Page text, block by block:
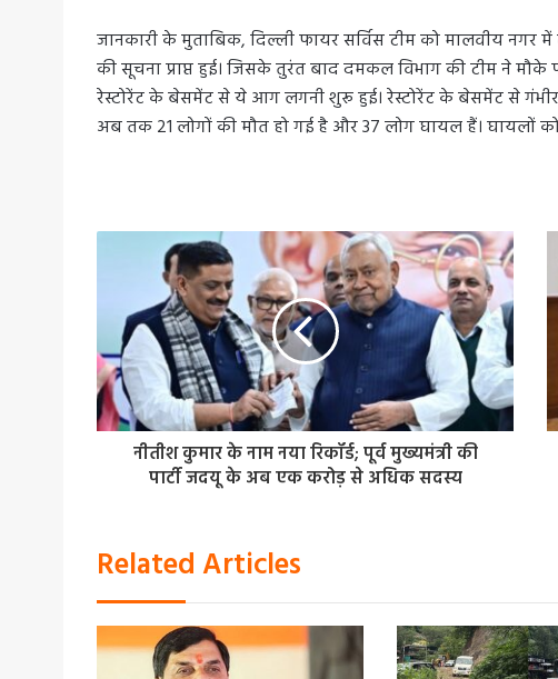
जानकारी के मुताबिक, दिल्ली फायर सर्विस टीम को मालवीय
की सूचना प्राप्त हुई। जिसके तुरंत बाद दमकल विभाग की टीम ने
रेस्टोरेंट के बेसमेंट से ये आग लगनी शुरू हुई। रेस्टोरेंट के बेसमेंट से
अब तक 21 लोगों की मौत हो गई है और 37 लोग घायल हैं। घायलों
नीतीश कुमार के नाम नया रिकॉर्ड; पूर्व मुख्यमंत्री की
पार्टी जदयू के अब एक करोड़ से अधिक सदस्य
Related Articles